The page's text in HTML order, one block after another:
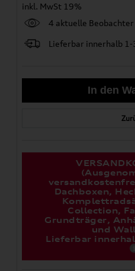
inkl. MwSt 19%
4 aktuelle Beobachter
Lieferbar innerhalb
Dachboxen,
Collection,
Grundträger,
und
Lieferbar